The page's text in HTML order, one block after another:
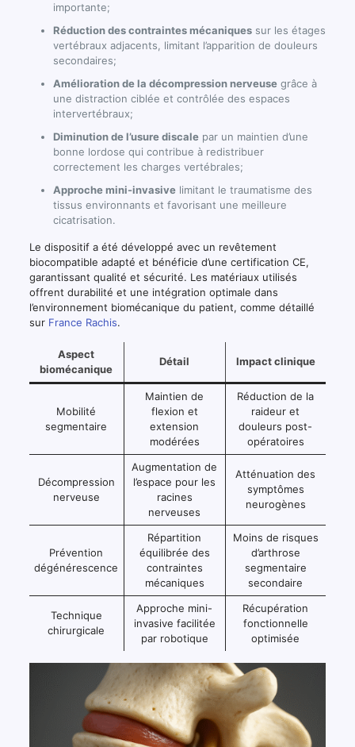
importante;
Réduction des contraintes mécaniquessur les étages
vertébraux adjacents, limitant l’apparition de douleurs
secondaires;
Amélioration de la décompression nerveusegrâce à
une distraction ciblée et contrôlée des espaces
intervertébraux;
Diminution de l’usure discalepar un maintien d’une
bonne lordose qui contribue à redistribuer
correctement les charges vertébrales;
Approche mini-invasivelimitant le traumatisme des
tissus environnants et favorisant une meilleure
cicatrisation.
Le dispositif a été développé avec un revêtement
biocompatible adapté et bénéficie d’une certification CE,
garantissant qualité et sécurité. Les matériaux utilisés
offrent durabilité et une intégration optimale dans
l’environnement biomécanique du patient, comme détaillé
sur France Rachis.
Aspect
biomécanique
Détail Impact clinique
Mobilité
segmentaire
Maintien de
flexion et
extension
modérées
Réduction de la
raideur et
douleurs post-
opératoires
Décompression
nerveuse
Augmentation de
l’espace pour les
racines
nerveuses
Atténuation des
symptômes
neurogènes
Prévention
dégénérescence
Répartition
équilibrée des
contraintes
mécaniques
Moins de risques
d’arthrose
segmentaire
secondaire
Technique
chirurgicale
Approche mini-
invasive facilitée
par robotique
Récupération
fonctionnelle
optimisée